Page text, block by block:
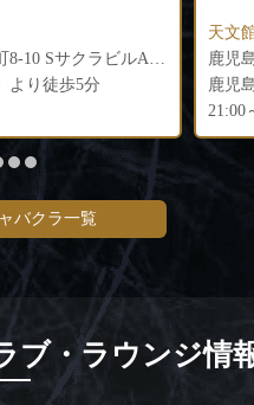
9-26 和光ビル4F
より徒歩4分
天文
鹿児
20:00
バクラ一覧
ブ・ラウンジ情